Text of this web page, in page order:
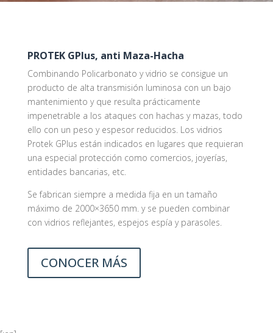
PROTEK GPlus, anti Maza-Hacha
Combinando Policarbonato y vidrio se consigue un
producto de alta transmisión luminosa con un bajo
mantenimiento y que resulta prácticamente
impenetrable a los ataques con hachas y mazas, todo
ello con un peso y espesor reducidos. Los vidrios
Protek GPlus están indicados en lugares que requieran
una especial protección como comercios, joyerías,
entidades bancarias, etc.
Se fabrican siempre a medida fija en un tamaño
máximo de 2000×3650 mm. y se pueden combinar
con vidrios reflejantes, espejos espía y parasoles.
CONOCER MÁS